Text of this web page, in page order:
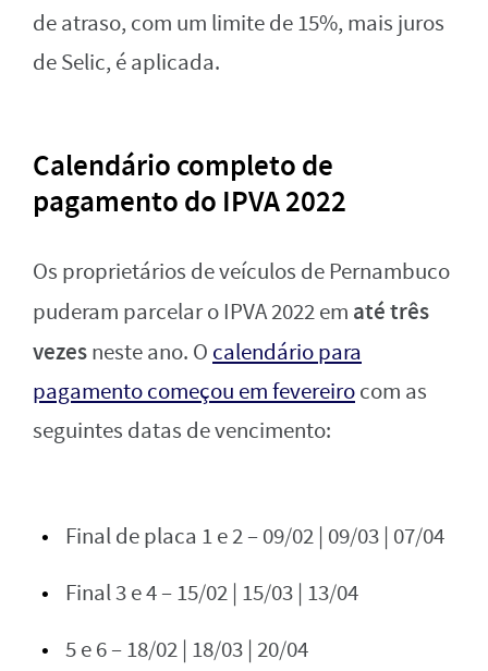
de atraso, com um limite de 15%, mais juros
de Selic, é aplicada.
Calendário completo de
pagamento do IPVA 2022
Os proprietários de veículos de Pernambuco
puderam parcelar o IPVA 2022 em até três
vezesneste ano. O calendário para
pagamento começou em fevereirocom as
seguintes datas de vencimento:
Final de placa 1 e 2 – 09/02 | 09/03 | 07/04
Final 3 e 4 – 15/02 | 15/03 | 13/04
5 e 6 – 18/02 | 18/03 | 20/04